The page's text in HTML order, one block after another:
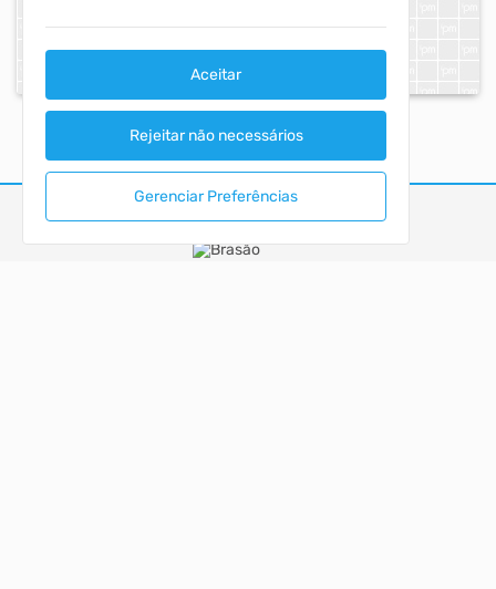
Aceitar
Rejeitar não necessários
Gerenciar Preferências